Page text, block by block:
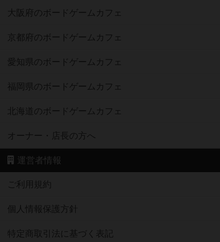
大阪府のボードゲームカフェ
京都府のボードゲームカフェ
愛知県のボードゲームカフェ
福岡県のボードゲームカフェ
北海道のボードゲームカフェ
オーナー・店長の方へ
運営者情報
ご利用規約
個人情報保護方針
特定商取引法に基づく表記